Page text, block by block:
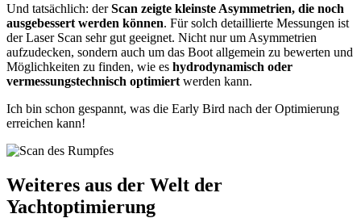
Und tatsächlich: derScan zeigte kleinste Asymmetrien, die noch
ausgebessert werden können. Für solch detaillierte Messungen ist
der Laser Scan sehr gut geeignet. Nicht nur um Asymmetrien
aufzudecken, sondern auch um das Boot allgemein zu bewerten und
Möglichkeiten zu finden, wie es hydrodynamisch oder
vermessungstechnisch optimiert werden kann.
Ich bin schon gespannt, was die Early Bird nach der Optimierung
erreichen kann!
Weiteres aus der Welt der
Yachtoptimierung